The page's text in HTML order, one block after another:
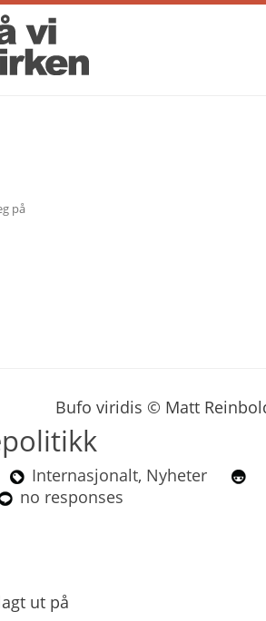
på
Bufo viridis © Matt
Internasjonalt, Nyheter
no responses
ut på